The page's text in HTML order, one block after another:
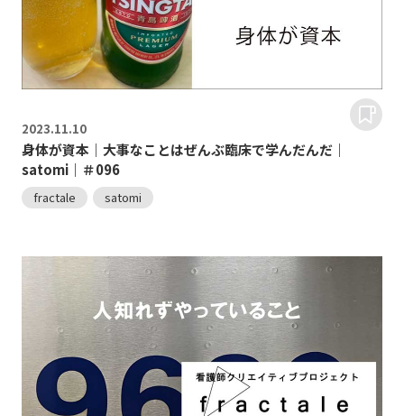
2023.11.10
身体が資本｜大事なことはぜんぶ臨床で学んだんだ｜
satomi｜＃096
fractale satomi